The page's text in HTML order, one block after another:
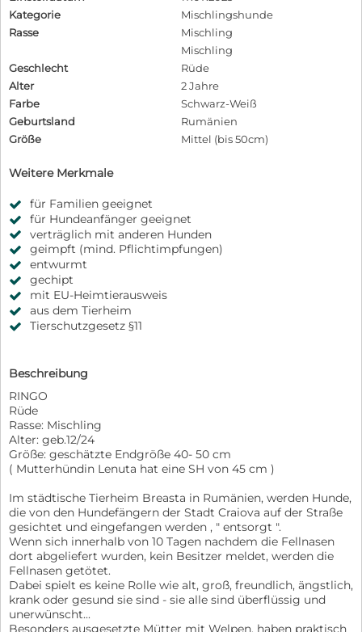
Kategorie
Mischlingshunde
Rasse
Mischling
Mischling
Geschlecht
Rüde
Alter
2 Jahre
Farbe
Schwarz-Weiß
Geburtsland
Rumänien
Größe
Mittel (bis 50cm)
Weitere Merkmale
für Familien geeignet
für Hundeanfänger geeignet
verträglich mit anderen Hunden
geimpft (mind. Pflichtimpfungen)
entwurmt
gechipt
mit EU-Heimtierausweis
aus dem Tierheim
Tierschutzgesetz §11
Beschreibung
RINGO
Rüde
Rasse: Mischling
Alter: geb.12/24
Größe: geschätzte Endgröße 40- 50 cm
( Mutterhündin Lenuta hat eine SH von 45 cm )
Im städtische Tierheim Breasta in Rumänien, werden Hunde,
die von den Hundefängern der Stadt Craiova auf der Straße
gesichtet und eingefangen werden , " entsorgt ".
Wenn sich innerhalb von 10 Tagen nachdem die Fellnasen
dort abgeliefert wurden, kein Besitzer meldet, werden die
Fellnasen getötet.
Dabei spielt es keine Rolle wie alt, groß, freundlich, ängstlich,
krank oder gesund sie sind - sie alle sind überflüssig und
unerwünscht...
Besonders ausgesetzte Mütter mit Welpen, haben praktisch